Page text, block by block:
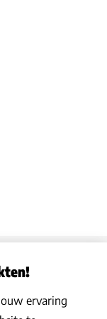
Hoe werkt het |
ervaring